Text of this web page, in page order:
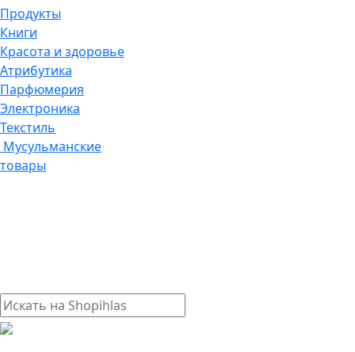
Продукты
Книги
Красота и здоровье
Атрибутика
Парфюмерия
Электроника
Текстиль
Мусульманские
товары